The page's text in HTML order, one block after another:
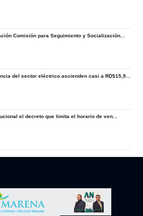
Comisión para Seguimiento y Socialización...
del sector eléctrico ascienden casi a RD$15,9...
el decreto que limita el horario de ven...